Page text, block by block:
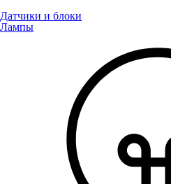
Датчики и блоки
Лампы